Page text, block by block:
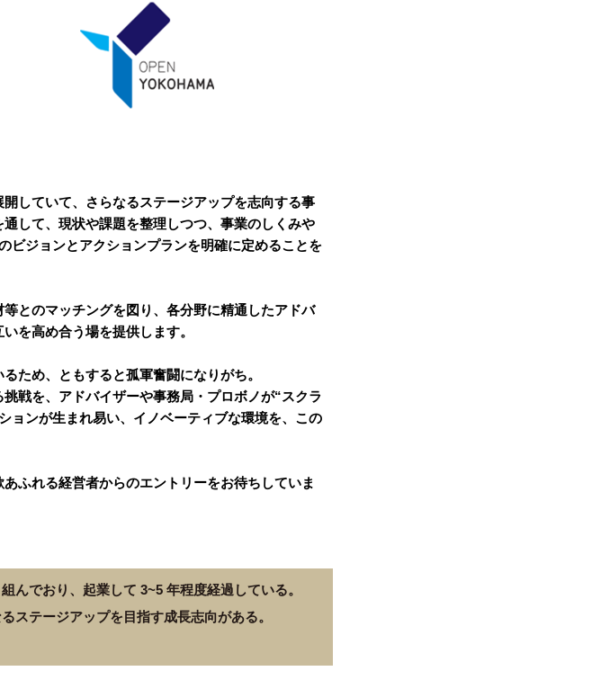
していて、さらなるステージアップを志向する事
して、現状や課題を整理しつつ、事業のしくみや
ビジョンとアクションプランを明確に定めることを
とのマッチングを図り、各分野に精通したアドバ
を高め合う場を提供します。
ため、ともすると孤軍奮闘になりがち。
戦を、アドバイザーや事務局・プロボノが“スクラ
ョンが生まれ易い、イノベーティブな環境を、この
ふれる経営者からのエントリーをお待ちしていま
んでおり、起業して 3~5 年程度経過している。
ステージアップを目指す成長志向がある。